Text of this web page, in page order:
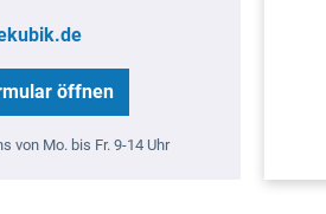
öffnen
von Mo. bis Fr. 9-14 Uhr